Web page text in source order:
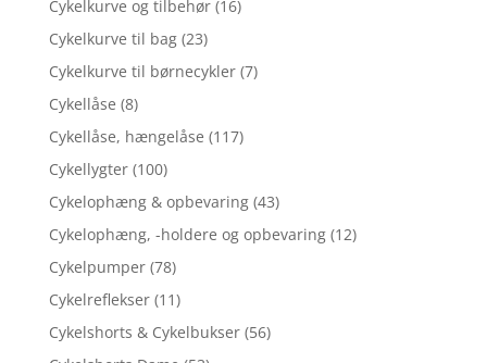
Cykelkurve og tilbehør (16)
Cykelkurve til bag (23)
Cykelkurve til børnecykler (7)
Cykellåse (8)
Cykellåse, hængelåse (117)
Cykellygter (100)
Cykelophæng & opbevaring (43)
Cykelophæng, -holdere og opbevaring (12)
Cykelpumper (78)
Cykelreflekser (11)
Cykelshorts & Cykelbukser (56)